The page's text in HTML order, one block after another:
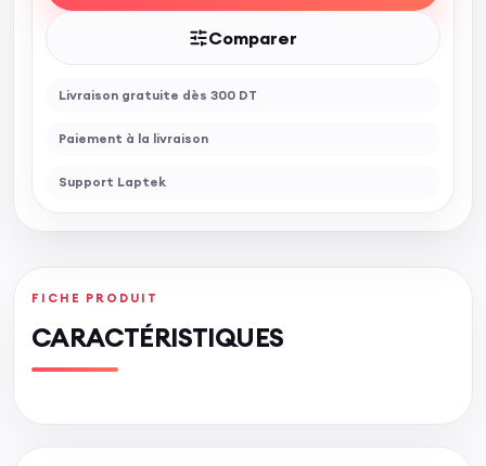
Comparer
Livraison gratuite dès 300 DT
Paiement à la livraison
Support Laptek
FICHE PRODUIT
CARACTÉRISTIQUES